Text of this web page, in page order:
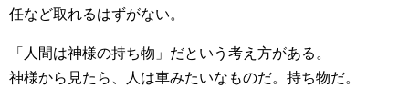
任など取れるはずがない。
「人間は神様の持ち物」だという考え方がある。
神様から見たら、人は車みたいなものだ。持ち物だ。